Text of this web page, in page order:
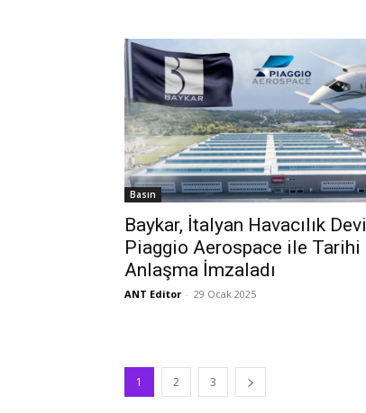
Basın
Baykar, İtalyan Havacılık Devi
Piaggio Aerospace ile Tarihi
Anlaşma İmzaladı
ANT Editor - 29 Ocak 2025
1 2 3